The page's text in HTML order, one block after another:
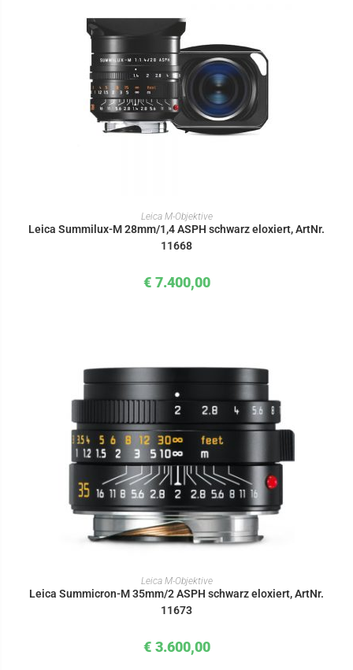
IN DEN WARENKORB
Leica M-Objektive
Leica Summilux-M 28mm/1,4 ASPH schwarz eloxiert, ArtNr.
11668
€ 7.400,00
IN DEN WARENKORB
Leica M-Objektive
Leica Summicron-M 35mm/2 ASPH schwarz eloxiert, ArtNr.
11673
€ 3.600,00